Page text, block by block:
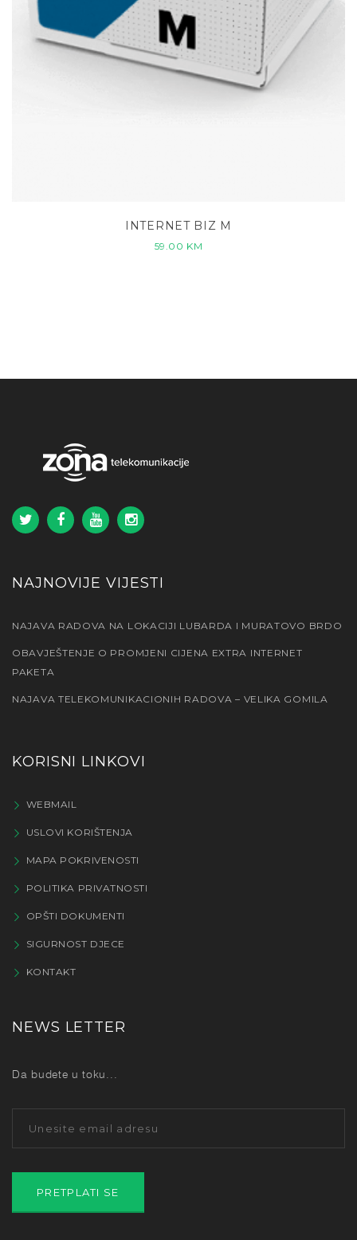
INTERNET BIZ M
59.00 KM
NAJNOVIJE VIJESTI
NAJAVA RADOVA NA LOKACIJI LUBARDA I MURATOVO BRDO
OBAVJEŠTENJE O PROMJENI CIJENA EXTRA INTERNET
PAKETA
NAJAVA TELEKOMUNIKACIONIH RADOVA – VELIKA GOMILA
KORISNI LINKOVI
WEBMAIL
USLOVI KORIŠTENJA
MAPA POKRIVENOSTI
POLITIKA PRIVATNOSTI
OPŠTI DOKUMENTI
SIGURNOST DJECE
KONTAKT
NEWS LETTER
Da budete u toku...